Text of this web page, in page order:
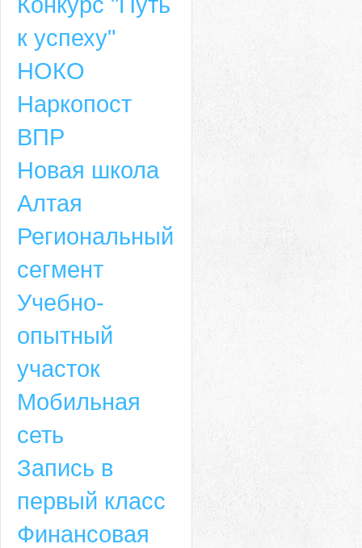
к успеху"
НОКО
Наркопост
ВПР
Новая школа
Алтая
Региональный
сегмент
Учебно-
опытный
участок
Мобильная
сеть
Запись в
первый класс
Финансовая